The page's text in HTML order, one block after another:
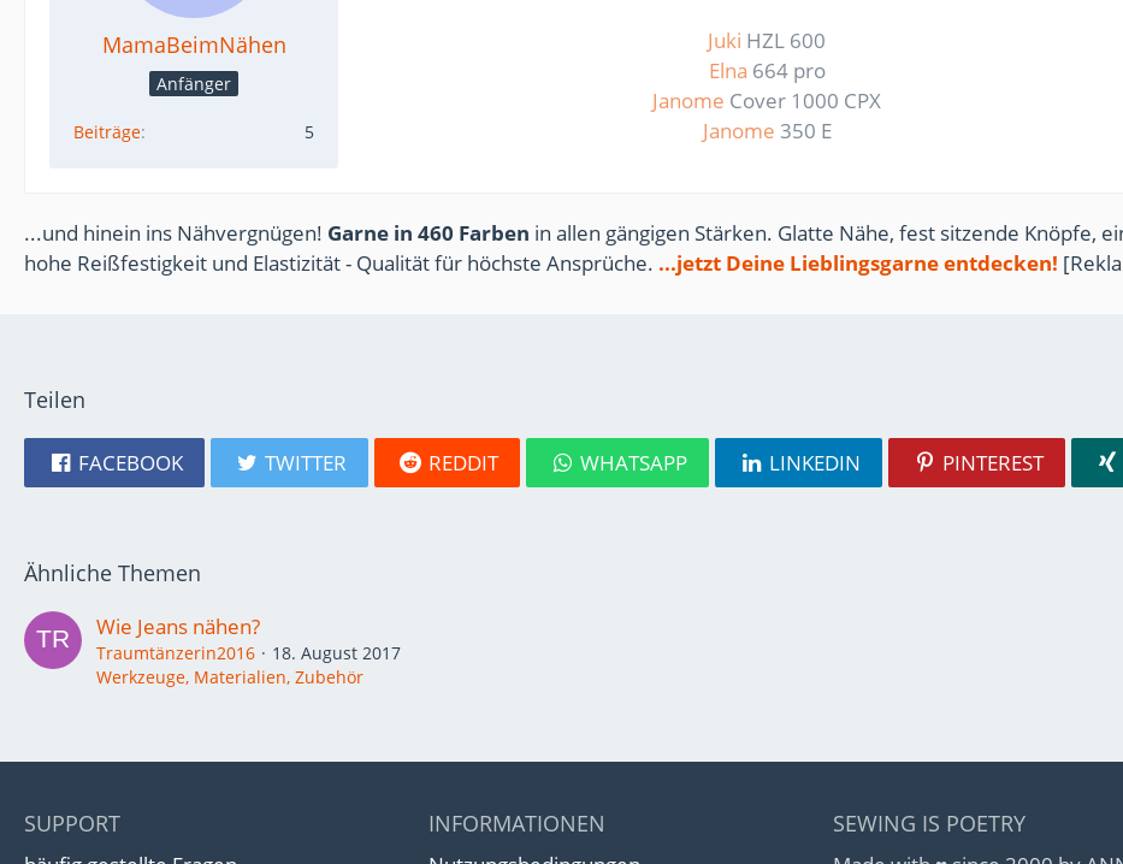
MamaBeimNähen
Anfänger
Beiträge 5
Juki HZL 600
Elna 664 pro
Janome Cover 1000 CPX
Janome 350 E
...und hinein ins Nähvergnügen! Garne in 460 Farben in allen gängigen Stärken. Glatte Nähe, fest sitzende Knöpfe,
hohe Reißfestigkeit und Elastizität - Qualität für höchste Ansprüche. ...jetzt Deine Lieblingsgarne entdecken!
Teilen
FACEBOOK TWITTER REDDIT WHATSAPP LINKEDIN PINTEREST
Ähnliche Themen
Wie Jeans nähen?
Traumtänzerin2016
18. August 2017
Werkzeuge, Materialien, Zubehör
SUPPORT INFORMATIONEN SEWING IS POETRY